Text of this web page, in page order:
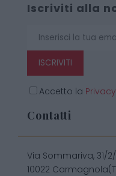
Iscriviti alla
ISCRIVITI
Accetto la
Contatti
Via Sommariva, 31/
10022